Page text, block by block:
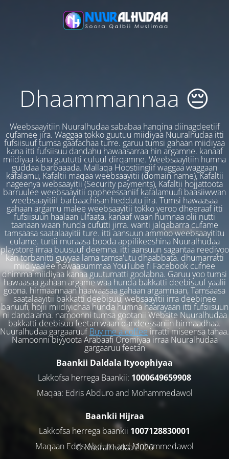
Dhaammannaa 😔
Weebsaayitiin Nuuralhudaa sababaa hanqina diinagdeetiif
cufamee jira. Waggaa tokko guutuu miidiyaa Nuuralhudaa itti
fufsiisuuf tumsa gaafachaa turre. garuu tumsi gahaan miidiyaa
kana itti fufsiisuu dandahu hawaasarraa hin argamne. kanaaf
miidiyaa kana guututti cufuuf dirqamne. Weebsaayitiin humna
guddaa barbaaada. Mallaqa Hoostiingiif waggaa waggaan
kafalamu, Kafaltii maqaa weebsaayitii (domain name), Kafaltii
nageenya websaayitii (Security payments), Kafaltii hojjattoota
barruulee weebsaayitii qopheessaniif kafalamuufi baasiiwwan
weebsaayitiif barbaachisan heddutu jira. Tumsi hawaasaa
gahaan argamu malee weebsaayitii tokko yeroo dheeraaf itti
fufsiisuun haalaan ulfaata. kanaaf waan humnaa olii nutti
taanaan waan hunda cufutti jirra. wanti jalqabarra cufame
tamsaasa saatalaayitii ture. itti aansuun ammoo weebsaayititu
cufame. turtii muraasa booda appilikeeshina Nuuralhudaa
playstore irraa buusuuf deemna. itti aansuun sagantaa reediyoo
kan torbanitti guyyaa lama tamsa'utu dhaabbata. dhumarratti
miidiyaalee hawaasummaa YouTube fi Facebook cufnee
dhimma miidiyaa kanaa guutumatti goolabna. Garuu yoo tumsi
hawaasaa gahaan argame waa hunda bakkatti deebisuuf yaalii
goona. hirmaannaan haawaasaa gahaan argamnaan, Tamsaasa
saatalaayitii bakkatti deebisuu, websaayitii irra deebinee
banuufi, hojii miidiyichaa hunda humna haarayaan itti fufsiisuun
ni danda'ama. namoonni tumsa gootanii Website Nuuralhudaa
bakkatti deebisuu feetan waan dandeessaniin hirmaadhaa.
Nuuralhudaa gargaaruufBuy me a coffeeirratti miseensa tahaa.
Namoonni biyyoota Arabaafi Oromiyaa irraa Nuuralhudaa
gargaaruu feetan
Baankii Daldala Ityoophiyaa
Lakkofsa herrega Baankii: 1000649659908
Maqaa: Edris Abduro and Mohammedawol
Baankii Hijraa
Lakkofsa herrega baankii 1007128830001
Maqaan Edris Abduro and Muhammedawol
© NuuralHudaa 2026